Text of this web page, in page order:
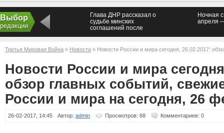
Выбор
редакции
Глава ДНР рассказал о
судьбе минских
соглашений после
Ночная
апреля
Третья Мировая Война » Новости » Новости России и мира сегодня, 26.02.2017:
России и мира на сегодня, 26 февраля
Новости России и мира
обзор главных событий,
России и мира на сегодня, 26
26-02-2017, 14:45 Автор: admin Просмотров: 68 Комментариев: 0